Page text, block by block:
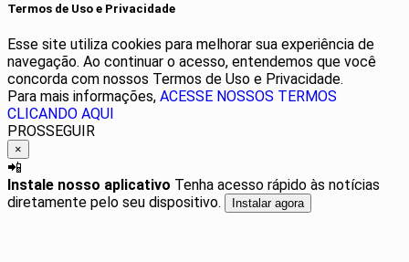
Termos de Uso e Privacidade
Esse site utiliza cookies para melhorar sua experiência de
navegação. Ao continuar o acesso, entendemos que você
concorda com nossos Termos de Uso e Privacidade.
Para mais informações, ACESSE NOSSOS TERMOS
CLICANDO AQUI
PROSSEGUIR
×
📲
Instale nosso aplicativo Tenha acesso rápido às notícias
diretamente pelo seu dispositivo.
Instalar agora